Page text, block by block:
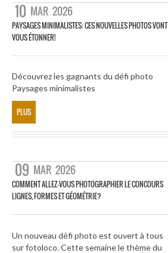
10 MAR 2026
PAYSAGES MINIMALISTES: CES NOUVELLES PHOTOS VONT
VOUS ÉTONNER!
Découvrez les gagnants du défi photo
Paysages minimalistes
PLUS
09 MAR 2026
COMMENT ALLEZ-VOUS PHOTOGRAPHIER LE CONCOURS
LIGNES, FORMES ET GÉOMÉTRIE?
Un nouveau défi photo est ouvert à tous
sur fotoloco. Cette semaine le thème du